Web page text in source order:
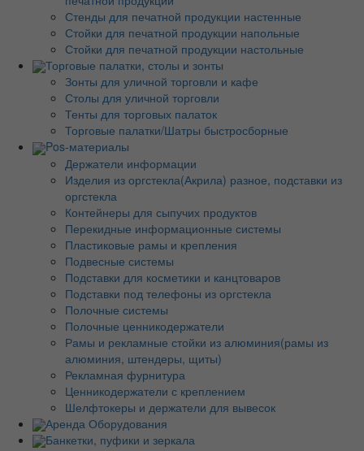
Стенды для печатной продукции настенные
Стойки для печатной продукции напольные
Стойки для печатной продукции настольные
Торговые палатки, столы и зонты
Зонты для уличной торговли и кафе
Столы для уличной торговли
Тенты для торговых палаток
Торговые палатки/Шатры быстросборные
Pos-материалы
Держатели информации
Изделия из оргстекла(Акрила) разное, подставки из
оргстекла
Контейнеры для сыпучих продуктов
Перекидные информационные системы
Пластиковые рамы и крепления
Подвесные системы
Подставки для косметики и канцтоваров
Подставки под телефоны из оргстекла
Полочные системы
Полочные ценникодержатели
Рамы и рекламные стойки из алюминия(рамы из
алюминия, штендеры, щиты)
Рекламная фурнитура
Ценникодержатели с креплением
Шелфтокеры и держатели для вывесок
Аренда Оборудования
Банкетки, пуфики и зеркала